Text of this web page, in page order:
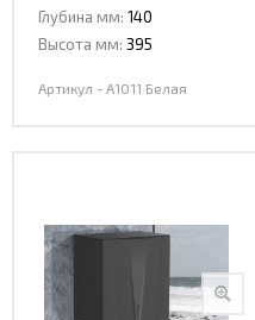
Глубина мм: 140
Высота мм: 395
Артикул - A1011 Белая